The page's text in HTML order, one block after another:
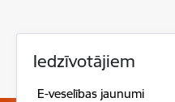
Iedzīvotājiem
E-veselības jaunumi